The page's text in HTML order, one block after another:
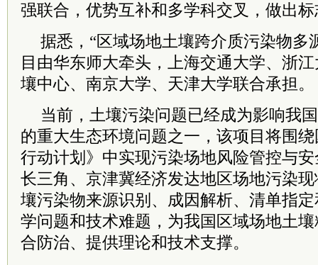
强联合，优势互补和多学科交叉，做出
据悉，“区域场地土壤跨介质污染物多
目由华东师大牵头，上海交通大学、浙
壤中心、南京大学、天津大学联合承担。
当前，土壤污染问题已经成为影响我
的重大生态环境问题之一，该项目将围
行动计划》中实现污染场地风险管控与
长三角、京津冀经济发达地区场地污染
壤污染物来源识别、成因解析、清单指
学问题和技术难题，为我国区域场地土
合防治、提供理论和技术支撑。